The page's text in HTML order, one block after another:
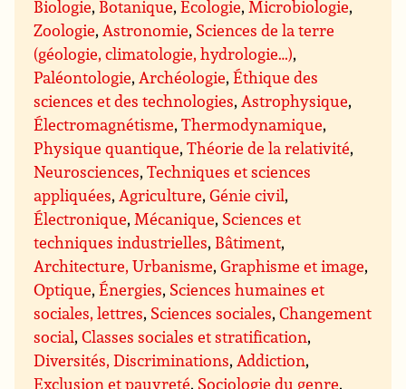
Biologie, Botanique,Écologie, Microbiologie,
Zoologie, Astronomie, Sciences de la terre
(géologie, climatologie, hydrologie…),
Paléontologie, Archéologie,Éthique des
sciences et des technologies, Astrophysique,
Électromagnétisme,Thermodynamique,
Physique quantique,Théorie de la relativité,
Neurosciences,Techniques et sciences
appliquées, Agriculture,Génie civil,
Électronique, Mécanique, Sciences et
techniques industrielles, Bâtiment,
Architecture, Urbanisme,Graphisme et image,
Optique,Énergies, Sciences humaines et
sociales, lettres, Sciences sociales,Changement
social,Classes sociales et stratification,
Diversités, Discriminations, Addiction,
Exclusion et pauvreté, Sociologie du genre,